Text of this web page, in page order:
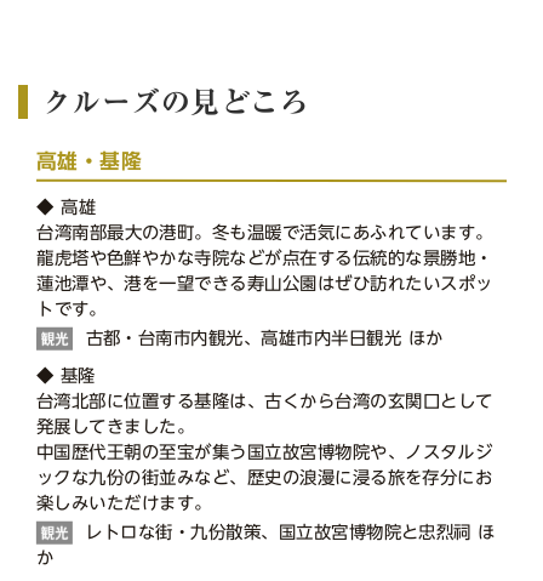
クルーズの見どころ
高雄・基隆
◆ 高雄
台湾南部最大の港町。冬も温暖で活気にあふれています。
龍虎塔や色鮮やかな寺院などが点在する伝統的な景勝地・
蓮池潭や、港を一望できる寿山公園はぜひ訪れたいスポッ
トです。
古都・台南市内観光、高雄市内半日観光 ほか
◆ 基隆
台湾北部に位置する基隆は、古くから台湾の玄関口として
発展してきました。
中国歴代王朝の至宝が集う国立故宮博物院や、ノスタルジ
ックな九份の街並みなど、歴史の浪漫に浸る旅を存分にお
楽しみいただけます。
レトロな街・九份散策、国立故宮博物院と忠烈祠 ほ
か